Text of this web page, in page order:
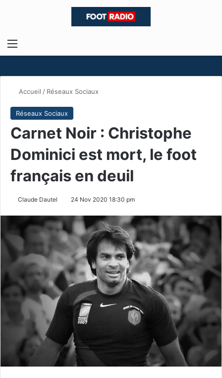
Menu
Accueil / Réseaux Sociaux
Réseaux Sociaux
Carnet Noir : Christophe
Dominici est mort, le foot
français en deuil
Claude Dautel 24 Nov 2020 18:30 pm